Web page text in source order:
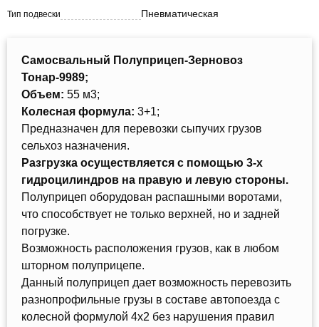
Тип подвески Пневматическая
Самосвальный Полуприцеп-Зерновоз
Тонар-9989;
Объем: 55 м3;
Колесная формула: 3+1;
Предназначен для перевозки сыпучих грузов
сельхоз назначения.
Разгрузка осуществляется с помощью 3-х
гидроцилиндров на правую и левую стороны.
Полуприцеп оборудован распашными воротами,
что способствует не только верхней, но и задней
погрузке.
Возможность расположения грузов, как в любом
шторном полуприцепе.
Данный полуприцеп дает возможность перевозить
разнопрофильные грузы в составе автопоезда с
колесной формулой 4х2 без нарушения правил